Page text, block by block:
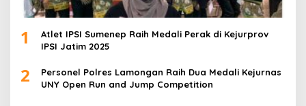
1
Atlet IPSI Sumenep Raih Medali Perak di Kejurprov
IPSI Jatim 2025
2
Personel Polres Lamongan Raih Dua Medali Kejurnas
UNY Open Run and Jump Competition